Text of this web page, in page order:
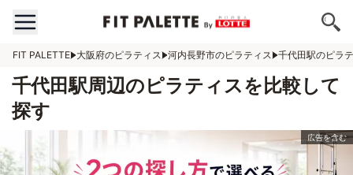
FIT PALETTE 大阪府のピラティス 河内長野市のピラティス 千代田駅のピラ
千代田駅周辺のピラティスを比較して
探す